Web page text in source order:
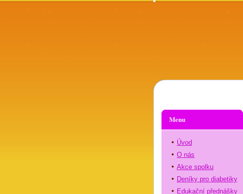
Menu
Úvod
O nás
Akce spolku
Deníky pro diabetiky
Edukační přednášky